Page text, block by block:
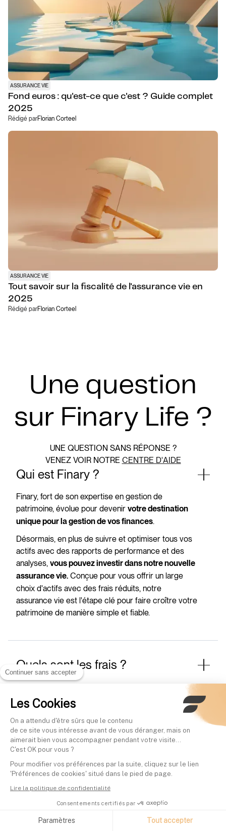
Continuer sans accepter
Les Cookies
On a attendu d'être sûrs que le contenu
de ce site vous intéresse avant de vous déranger, mais on
aimerait bien vous accompagner pendant votre visite...
C'est OK pour vous ?
Pour modifier vos préférences par la suite, cliquez sur le lien
'Préférences de cookies' situé dans le pied de page.
Lire la politique de confidentialité
Consentements certifiés par
Paramètres Tout accepter
ASSURANCE VIE
Fond euros : qu'est-ce que c'est ? Guide complet
2025
Rédigé parFlorian Corteel
ASSURANCE VIE
Tout savoir sur la fiscalité de l'assurance vie en
2025
Rédigé parFlorian Corteel
Une question
sur Finary Life ?
UNE QUESTION SANS RÉPONSE ?
VENEZ VOIR NOTRE CENTRE D'AIDE
Qui est Finary ?
Finary, fort de son expertise en gestion de
patrimoine, évolue pour devenir votre destination
unique pour la gestion de vos finances.
Désormais, en plus de suivre et optimiser tous vos
actifs avec des rapports de performance et des
analyses, vous pouvez investir dans notre nouvelle
assurance vie. Conçue pour vous offrir un large
choix d'actifs avec des frais réduits, notre
assurance vie est l'étape clé pour faire croître votre
patrimoine de manière simple et fiable.
Quels sont les frais ?
Avec 0% de frais de versements, d’arbitrages ou de
rachats (retraits), chaque euro investi est mis au
compris, le contrat e-vie de Finary Life est trois fois
moins cher que les contrats moyens observés chez
nos utilisateurs, et parmi les gestions profilées les
moins chères du marché (indiquer la source).
Les frais de gestion annuels du contrat sont
compris entre 0,99% et 1,29% selon votre
abonnement Finary
Offre de lancement : bénéficiez de 0,95% sur vos